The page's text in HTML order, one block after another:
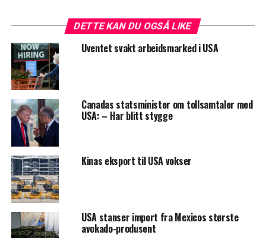
DETTE KAN DU OGSÅ LIKE
Uventet svakt arbeidsmarked i USA
Canadas statsminister om tollsamtaler med
USA: – Har blitt stygge
Kinas eksport til USA vokser
USA stanser import fra Mexicos største
avokado-produsent